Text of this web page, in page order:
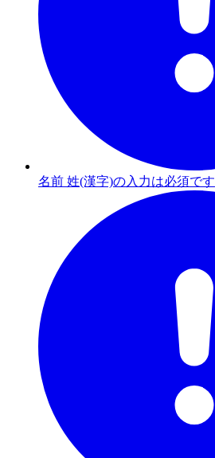
名前 姓(漢字)の入力は必須です